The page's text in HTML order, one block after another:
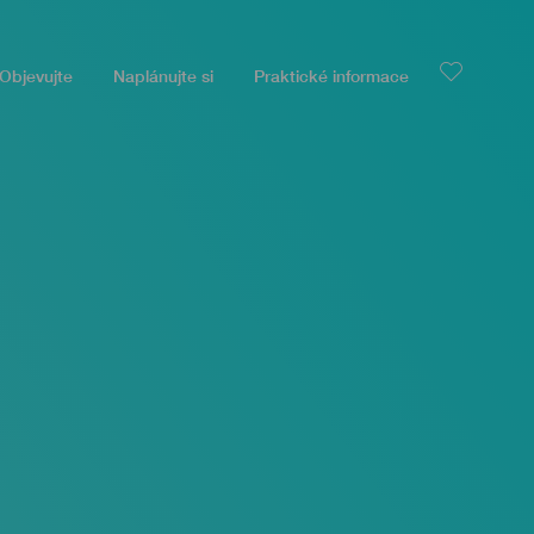
Naplánujte si Praktické informace